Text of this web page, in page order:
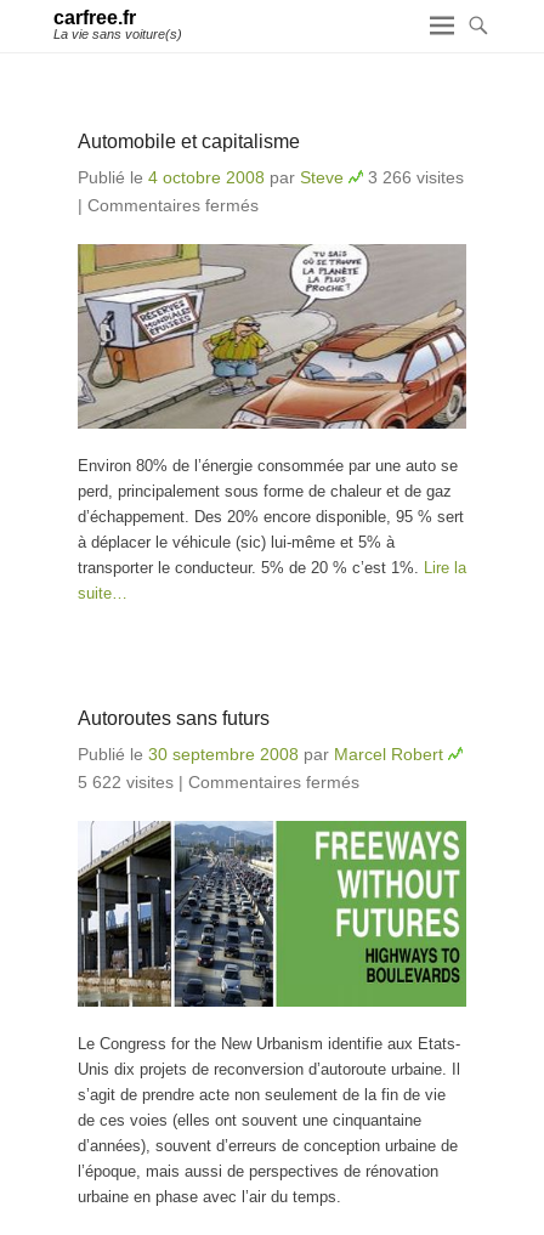
carfree.fr
La vie sans voiture(s)
Automobile et capitalisme
Publié le 4 octobre 2008 par Steve
3 266 visites
| Commentaires fermés
Environ 80% de l’énergie consommée par une auto se
perd, principalement sous forme de chaleur et de gaz
d’échappement. Des 20% encore disponible, 95 % sert
à déplacer le véhicule (sic) lui-même et 5% à
transporter le conducteur. 5% de 20 % c’est 1%. Lire la
suite…
Autoroutes sans futurs
Publié le 30 septembre 2008 par Marcel Robert
5 622 visites | Commentaires fermés
Le Congress for the New Urbanism identifie aux Etats-
Unis dix projets de reconversion d’autoroute urbaine. Il
s’agit de prendre acte non seulement de la fin de vie
de ces voies (elles ont souvent une cinquantaine
d’années), souvent d’erreurs de conception urbaine de
l’époque, mais aussi de perspectives de rénovation
urbaine en phase avec l’air du temps.